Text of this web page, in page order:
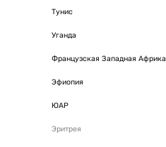
Тунис
Уганда
Французская Западная Африка
Эфиопия
ЮАР
Эритрея